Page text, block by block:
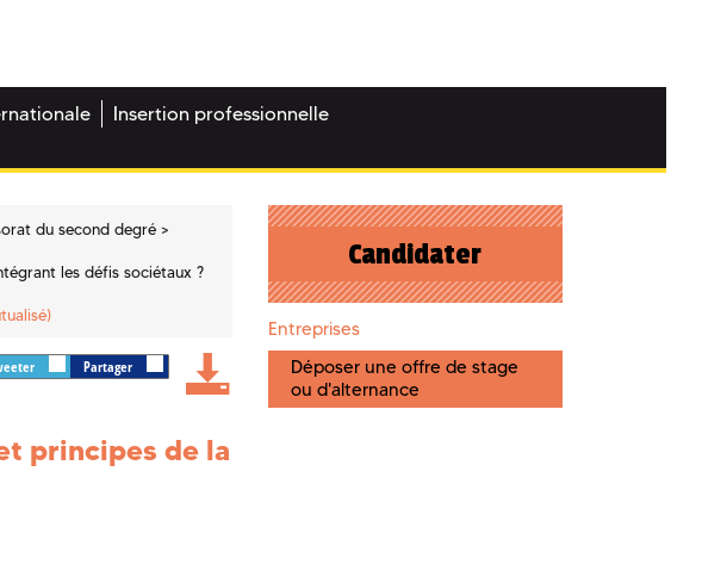
Insertion professionnelle
du second degré
les défis sociétaux ?
Partager
principes de la
Candidater
Entreprises
Déposer une offre de stage
ou d'alternance